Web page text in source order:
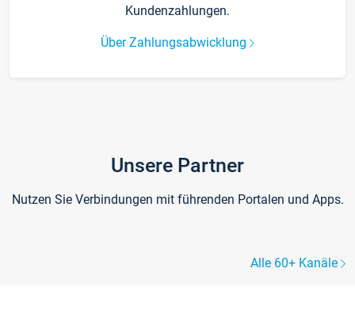
Kundenzahlungen.
Über Zahlungsabwicklung
Unsere Partner
Nutzen Sie Verbindungen mit führenden Portalen und Apps.
Alle 60+ Kanäle